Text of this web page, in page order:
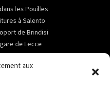
aux
les Pouilles
à Salento
de Brindisi
de Lecce
de Brindisi